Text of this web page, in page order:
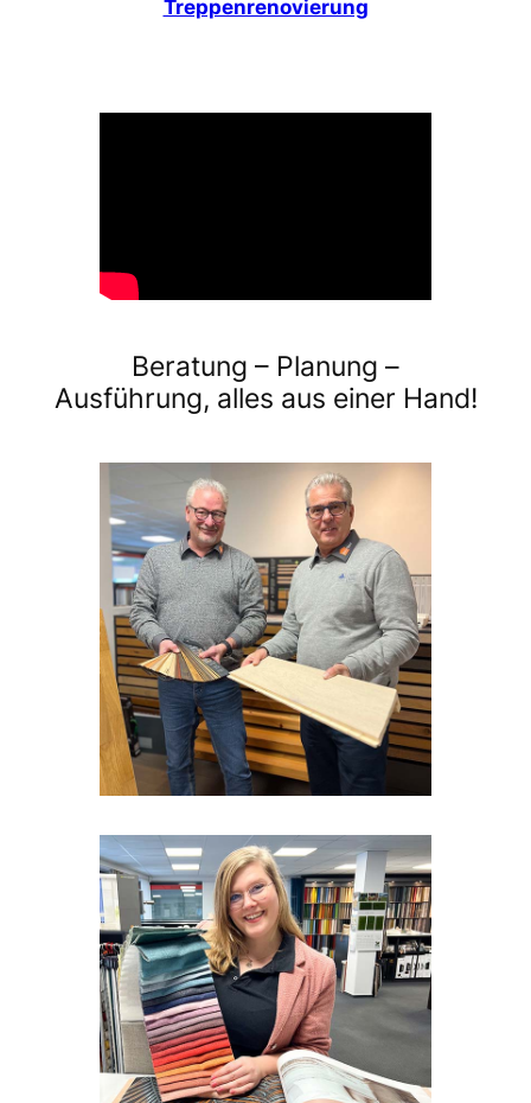
Treppenrenovierung
Beratung – Planung –
Ausführung, alles aus einer Hand!